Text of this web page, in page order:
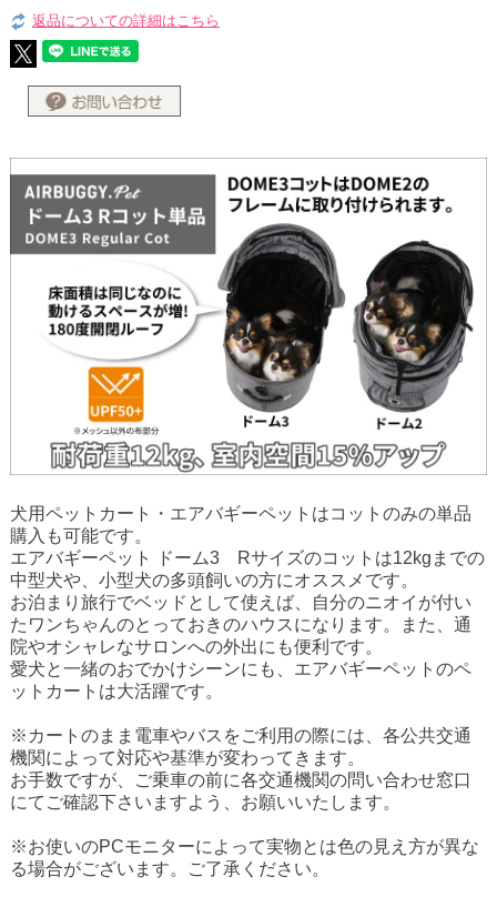
返品についての詳細はこちら
犬用ペットカート ・ エアバギーペットはコットのみの単品
購入も可能です。
エアバギーペット
ドーム3 Rサイズのコット は12kgまでの
中型犬や、小型犬の多頭飼いの方にオススメです。
お泊まり旅行でベッドとして使えば、自分のニオイが付い
たワンちゃんのとっておきのハウスになります。また、通
院やオシャレなサロンへの外出にも便利です。
愛犬と一緒のおでかけシーンにも、エアバギーペットのペ
ットカート は大活躍です。
※カートのまま電車やバスをご利用の際には、各公共交通
機関によって対応や基準が変わってきます。
お手数ですが、ご乗車の前に各交通機関の問い合わせ窓口
にてご確認下さいますよう、お願いいたします。
※お使いのPCモニターによって実物とは色の見え方が異な
る場合がございます。ご了承ください。